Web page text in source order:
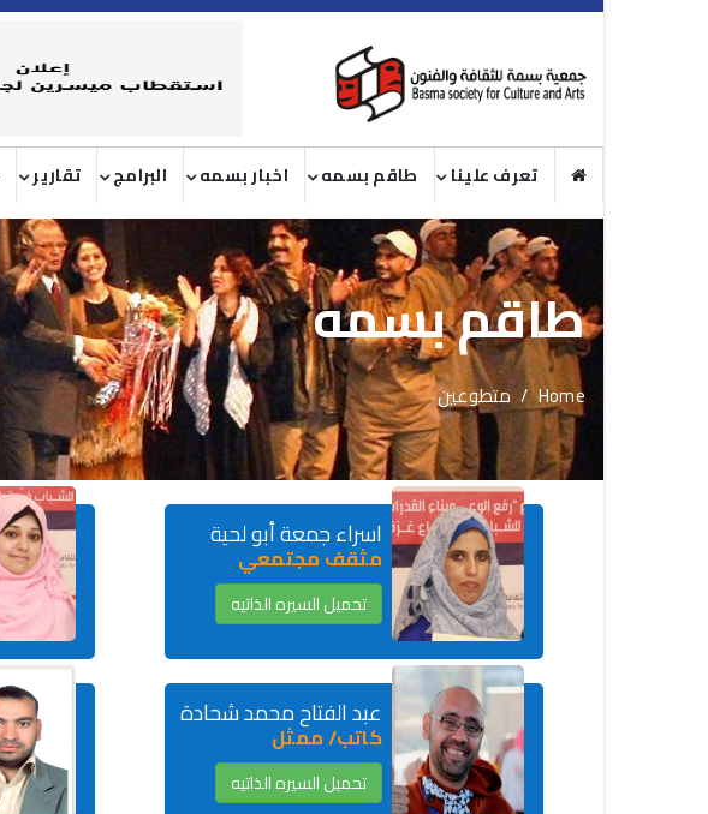
تعرف علينا طاقم بسمه اخبار بسمه البرامج تقارير
طاقم بسمه
Home متطوعين
اسراء جمعة أبو لحية
مثقف مجتمعي
تحميل السيره الذاتيه
عبد الفتاح محمد شحادة
كاتب/ ممثل
تحميل السيره الذاتيه